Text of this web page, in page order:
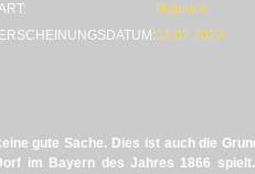
Midprice
ERSCHEINUNGSDATUM:02.02.2023
gute Sache. Dies ist auch die
im Bayern des Jahres 1866